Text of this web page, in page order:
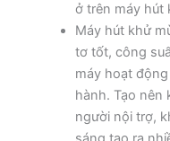
ở trên máy hút
Máy hút khử
tơ tốt, công
máy hoạt
hành. Tạo nên
người nội trợ,